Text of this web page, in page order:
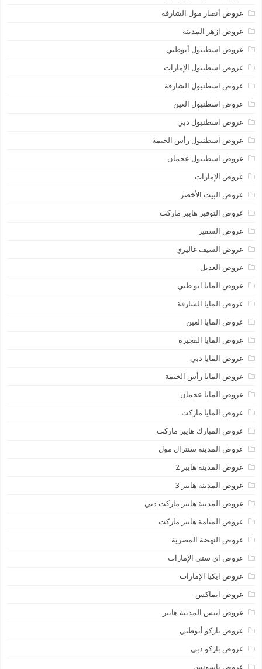
عروض أنصار مول الشارقة
عروض ازهر المدينة
عروض اسطنبول أبوظبي
عروض اسطنبول الإمارات
عروض اسطنبول الشارقة
عروض اسطنبول العين
عروض اسطنبول دبي
عروض اسطنبول رأس الخيمة
عروض اسطنبول عجمان
عروض الإمارات
عروض البيت الأخضر
عروض التوفير هايبر ماركت
عروض السفير
عروض السيف غاليري
عروض العديل
عروض المايا ابو ظبي
عروض المايا الشارقة
عروض المايا العين
عروض المايا الفجيرة
عروض المايا دبي
عروض المايا رأس الخيمة
عروض المايا عجمان
عروض المايا ماركت
عروض المبارك هايبر ماركت
عروض المدينة سنترال مول
عروض المدينة هايبر 2
عروض المدينة هايبر 3
عروض المدينة هايبر ماركت دبي
عروض المنامة هايبر ماركت
عروض النهضة المصرية
عروض اي ستي الإمارات
عروض ايكيا الإمارات
عروض ايماكس
عروض اينس المدينة هايبر
عروض باركو أبوظبي
عروض باركو دبي
عروض باسونس